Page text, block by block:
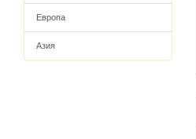
Европа
Азия